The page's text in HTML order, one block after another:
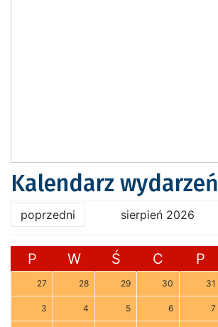
Kalendarz wydarzeń
poprzedni sierpień 2026
P W Ś C P
27 28 29 30 31
3 4 5 6 7